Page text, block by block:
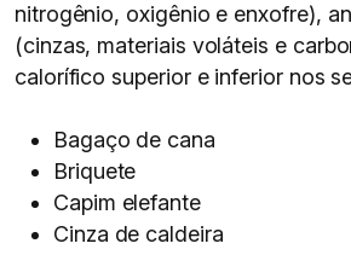
nitrogênio, oxigênio e enxofre),
(cinzas, materiais voláteis e
calorífico superior e inferior nos
Bagaço de cana
Briquete
Capim elefante
Cinza de caldeira